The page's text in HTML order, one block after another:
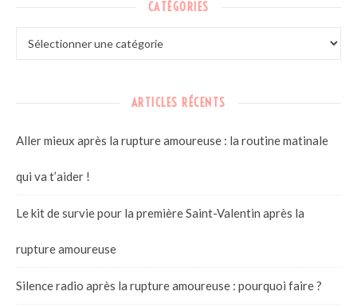
CATÉGORIES
ARTICLES RÉCENTS
Aller mieux après la rupture amoureuse : la routine matinale
qui va t’aider !
Le kit de survie pour la première Saint-Valentin après la
rupture amoureuse
Silence radio après la rupture amoureuse : pourquoi faire ?